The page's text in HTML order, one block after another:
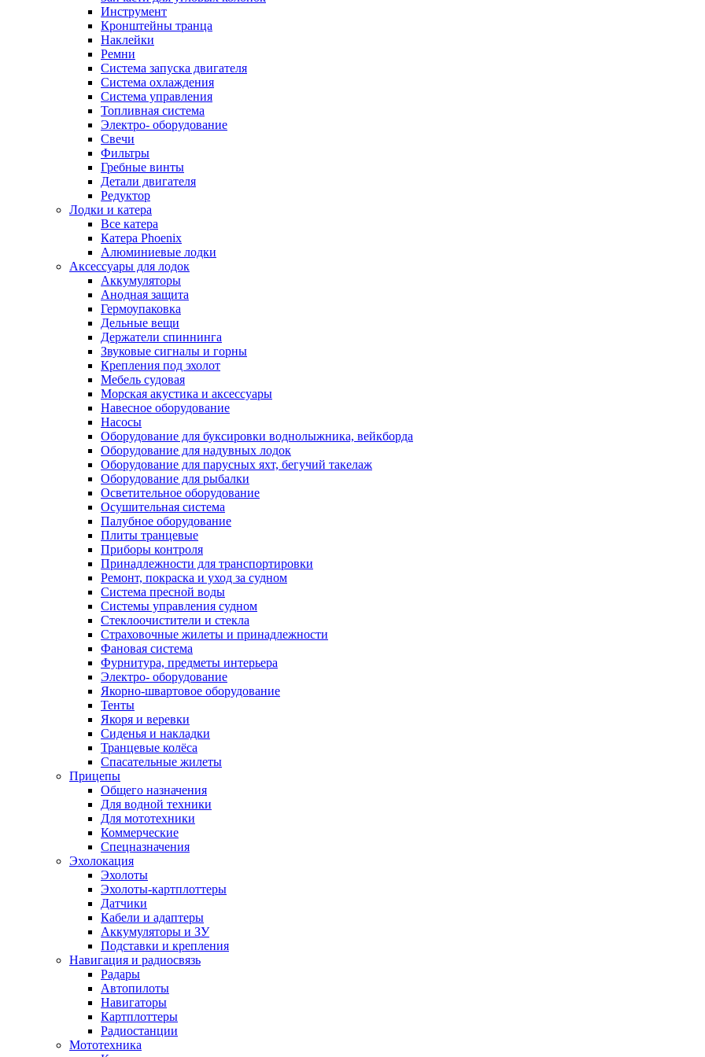
Инструмент
Кронштейны транца
Наклейки
Ремни
Система запуска двигателя
Система охлаждения
Система управления
Топливная система
Электро- оборудование
Свечи
Фильтры
Гребные винты
Детали двигателя
Редуктор
Лодки и катера
Все катера
Катера Phoenix
Алюминиевые лодки
Аксессуары для лодок
Аккумуляторы
Анодная защита
Гермоупаковка
Дельные вещи
Держатели спиннинга
Звуковые сигналы и горны
Крепления под эхолот
Мебель судовая
Морская акустика и аксессуары
Навесное оборудование
Насосы
Оборудование для буксировки воднолыжника, вейкборда
Оборудование для надувных лодок
Оборудование для парусных яхт, бегучий такелаж
Оборудование для рыбалки
Осветительное оборудование
Осушительная система
Палубное оборудование
Плиты транцевые
Приборы контроля
Принадлежности для транспортировки
Ремонт, покраска и уход за судном
Система пресной воды
Системы управления судном
Стеклоочистители и стекла
Страховочные жилеты и принадлежности
Фановая система
Фурнитура, предметы интерьера
Электро- оборудование
Якорно-швартовое оборудование
Тенты
Якоря и веревки
Сиденья и накладки
Транцевые колёса
Спасательные жилеты
Прицепы
Общего назначения
Для водной техники
Для мототехники
Коммерческие
Спецназначения
Эхолокация
Эхолоты
Эхолоты-картплоттеры
Датчики
Кабели и адаптеры
Аккумуляторы и ЗУ
Подставки и крепления
Навигация и радиосвязь
Радары
Автопилоты
Навигаторы
Картплоттеры
Радиостанции
Мототехника